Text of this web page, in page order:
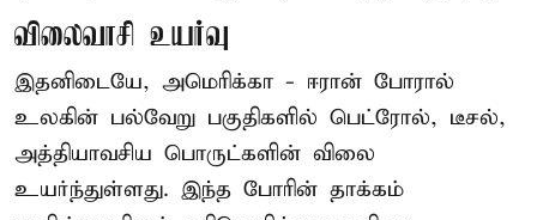
விலைவாசி உயர்வு
இதனிடையே, அமெரிக்கா - ஈரான் போரால்
உலகின் பல்வேறு பகுதிகளில் பெட்ரோல், டீசல்,
அத்தியாவசிய பொருட்களின் விலை
உயர்ந்துள்ளது. இந்த போரின் தாக்கம்